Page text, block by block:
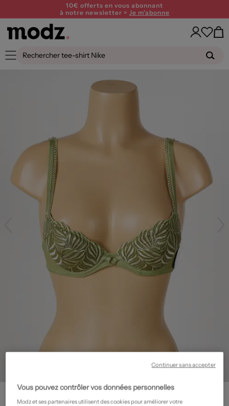
10€ offerts en vous abonnant
à notre newsletter > Je m'abonne
AUBADE
Soutien-gorge - Effet matière satinée- Outlet
Vous pouvez contrôler vos données personnelles
Modz et ses partenaires utilisent des cookies pour améliorer votre
Continuer sans accepter